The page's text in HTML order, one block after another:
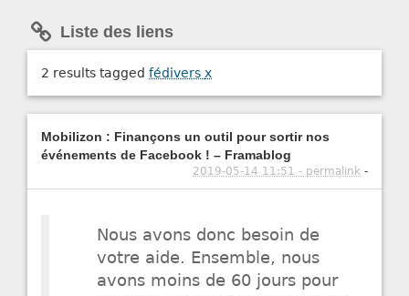
Liste des liens
2 results tagged fédivers x
Mobilizon : Finançons un outil pour sortir nos
événements de Facebook ! – Framablog
2019-05-14 11:51 - permalink -
Nous avons donc besoin de
votre aide. Ensemble, nous
avons moins de 60 jours pour